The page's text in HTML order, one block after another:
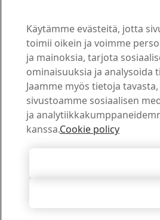
hitsausprosessia
ratkaisun
marrasDigitalisaatio, SmartSteel
Lue koko juttu
Ota yhteyttä
Ota yhteyttä
Kuinka voimme olla avuksi?
Selaa yhteyshenkilöitä
Latauskeskus
Käytämme evästeitä, jotta
toimii oikein ja voimme
ja mainoksia, tarjota
ominaisuuksia ja analysoida
Jaamme myös tietoja
sivustoamme sosiaalisen
ja
kanssa.Cookie policy